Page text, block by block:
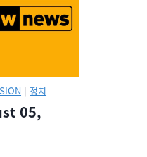
| 정치
05,